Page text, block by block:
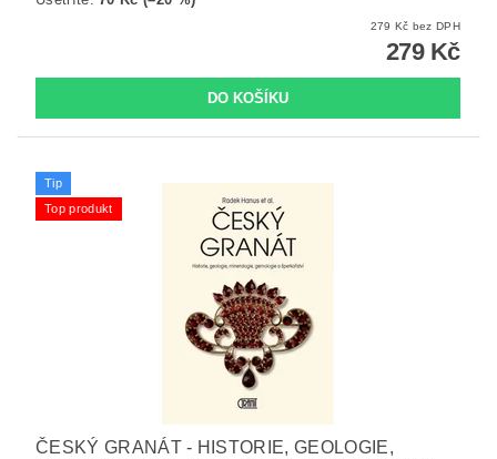
279 Kč bez DPH
279 Kč
Tip
Top produkt
ČESKÝ GRANÁT - HISTORIE, GEOLOGIE,